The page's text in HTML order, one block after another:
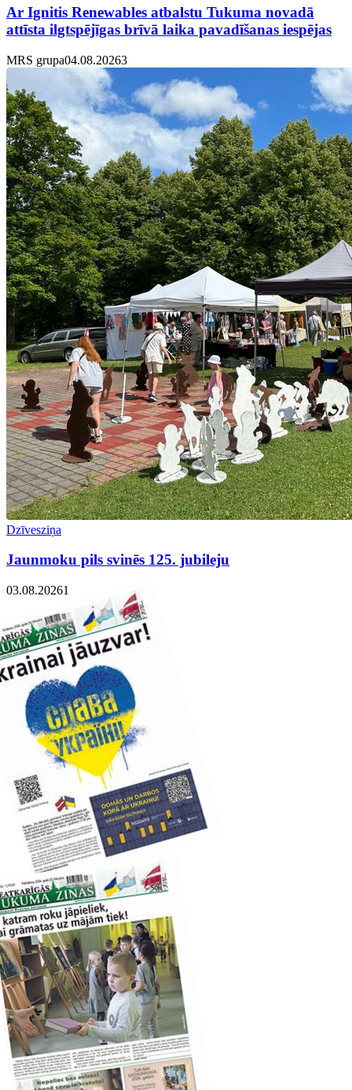
Ar Ignitis Renewables atbalstu Tukuma novadā
attīsta ilgtspējīgas brīvā laika pavadīšanas iespējas
MRS grupa04.08.20263
Dzīvesziņa
Jaunmoku pils svinēs 125. jubileju
03.08.20261